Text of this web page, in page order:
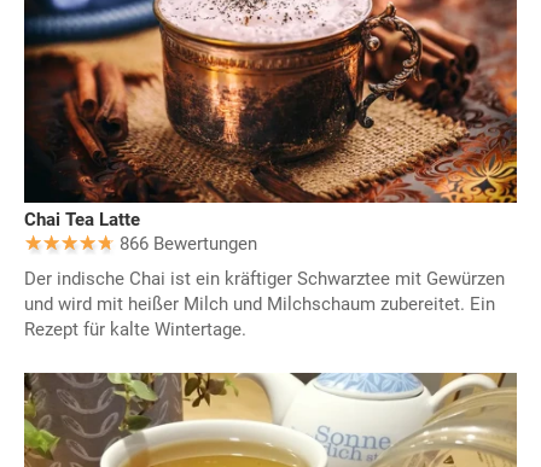
Chai Tea Latte
866 Bewertungen
Der indische Chai ist ein kräftiger Schwarztee mit Gewürzen
und wird mit heißer Milch und Milchschaum zubereitet. Ein
Rezept für kalte Wintertage.